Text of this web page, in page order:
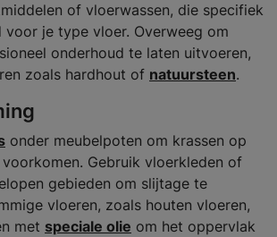
of vloerwassen, die specifiek
voor je type vloer. Overweeg om
onderhoud te laten uitvoeren,
zoals hardhout of natuursteen.
onder meubelpoten om krassen op
Gebruik vloerkleden of
gebieden om slijtage te
vloeren, zoals houten vloeren,
met speciale olie om het oppervlak